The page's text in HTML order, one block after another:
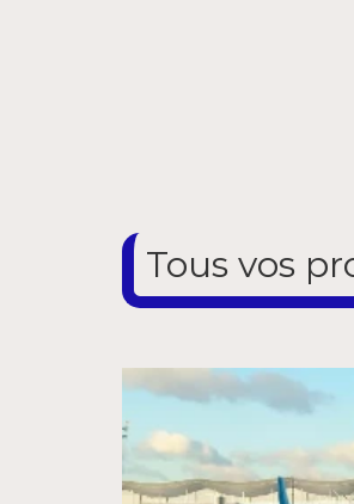
Tous vos